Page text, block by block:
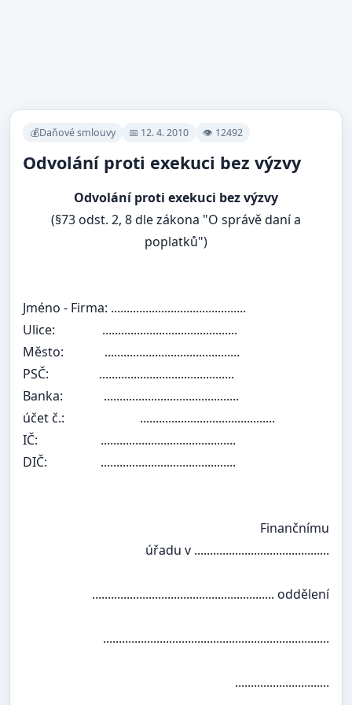
💰Daňové smlouvy 📅 12. 4. 2010 👁 12492
Odvolání proti exekuci bez výzvy
Odvolání proti exekuci bez výzvy
(§73 odst. 2, 8 dle zákona "O správě daní a
poplatků")
Jméno - Firma: ...........................................
Ulice: ...........................................
Město: ...........................................
PSČ: ...........................................
Banka: ...........................................
účet č.: ...........................................
IČ: ...........................................
DIČ: ...........................................
Finančnímu
úřadu v ...........................................
.......................................................... oddělení
........................................................................
..............................